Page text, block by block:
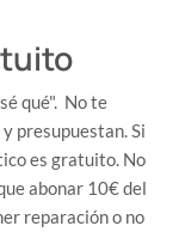
qué". No te
presupuestan. Si
es gratuito. No
abonar 10€ del
reparación o no